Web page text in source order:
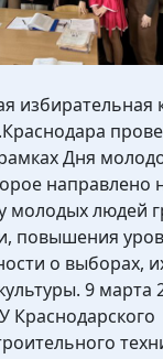
избирательная
Дня
направлено
молодых людей
повышения
о выборах,
9 марта
Краснодарского